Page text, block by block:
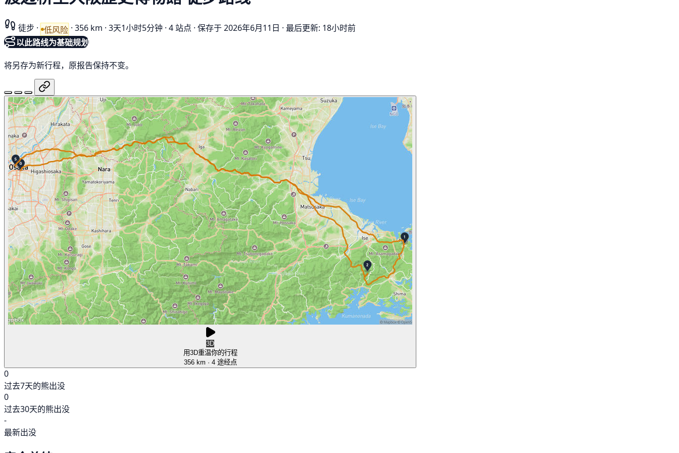
徒步 · 低风险 · 356 km · 3天1小时5分钟 · 4 站点 · 保存于 2026年6月11日 · 最后更新: 18小时前
以此路线为基础规划
将另存为新行程，原报告保持不变。
3D
用3D重温你的行程
356 km · 4 途经点
0
过去7天的熊出没
0
过去30天的熊出没
-
最新出没